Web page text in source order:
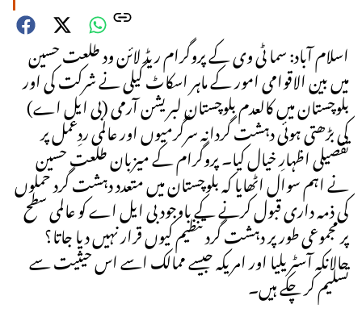
اسلام آباد: سما ٹی وی کے پروگرام ریڈ لائن ود طلعت حسین
میں بین الاقوامی امور کے ماہر اسکاٹ کیلی نے شرکت کی اور
بلوچستان میں کالعدم بلوچستان لبریشن آرمی (بی ایل اے)
کی بڑھتی ہوئی دہشت گردانہ سرگرمیوں اور عالمی ردِعمل پر
تفصیلی اظہارِ خیال کیا۔ پروگرام کے میزبان طلعت حسین
نے اہم سوال اٹھایا کہ بلوچستان میں متعدد دہشت گرد حملوں
کی ذمہ داری قبول کرنے کے باوجود بی ایل اے کو عالمی سطح
پر مجموعی طور پر دہشت گرد تنظیم کیوں قرار نہیں دیا جاتا؟
حالانکہ آسٹریلیا اور امریکہ جیسے ممالک اسے اس حیثیت سے
تسلیم کر چکے ہیں۔